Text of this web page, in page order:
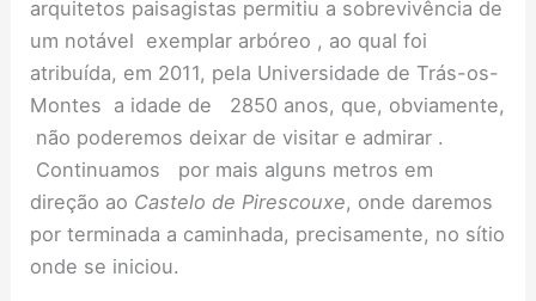
arquitetos paisagistas permitiu a sobrevivência de
um notável exemplar arbóreo , ao qual foi
atribuída, em 2011, pela Universidade de Trás-os-
Montes a idade de 2850 anos, que, obviamente,
não poderemos deixar de visitar e admirar .
Continuamos por mais alguns metros em
direção ao Castelo de Pirescouxe, onde daremos
por terminada a caminhada, precisamente, no sítio
onde se iniciou.